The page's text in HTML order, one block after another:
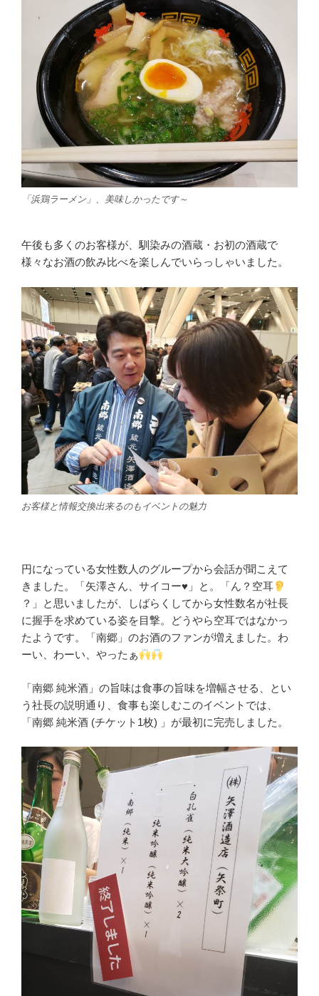
「浜鶏ラーメン」、美味しかったです～
午後も多くのお客様が、馴染みの酒蔵・お初の酒蔵で
様々なお酒の飲み比べを楽しんでいらっしゃいました。
お客様と情報交換出来るのもイベントの魅力
円になっている女性数人のグループから会話が聞こえて
きました。「矢澤さん、サイコー♥ 」と。「ん？空耳
？」と思いましたが、しばらくしてから女性数名が社長
に握手を求めている姿を目撃。どうやら空耳ではなかっ
たようです。「南郷」のお酒のファンが増えました。わ
ーい、わーい、やったぁ
「南郷 純米酒」の旨味は食事の旨味を増幅させる、とい
う社長の説明通り、食事も楽しむこのイベントでは、
「南郷 純米酒 (チケット1枚) 」が最初に完売しました。